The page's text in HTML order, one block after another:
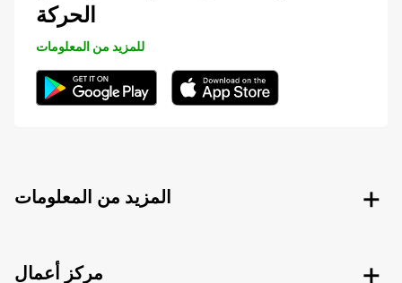
الحركة
للمزيد من المعلومات
المزيد من المعلومات
مركز أعمال